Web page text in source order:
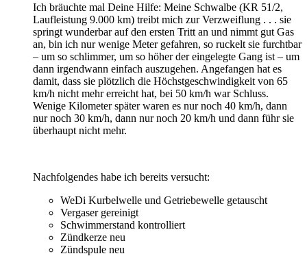
Ich bräuchte mal Deine Hilfe: Meine Schwalbe (KR 51/2,
Laufleistung 9.000 km) treibt mich zur Verzweiflung . . . sie
springt wunderbar auf den ersten Tritt an und nimmt gut Gas
an, bin ich nur wenige Meter gefahren, so ruckelt sie furchtbar
– um so schlimmer, um so höher der eingelegte Gang ist – um
dann irgendwann einfach auszugehen. Angefangen hat es
damit, dass sie plötzlich die Höchstgeschwindigkeit von 65
km/h nicht mehr erreicht hat, bei 50 km/h war Schluss.
Wenige Kilometer später waren es nur noch 40 km/h, dann
nur noch 30 km/h, dann nur noch 20 km/h und dann führ sie
überhaupt nicht mehr.
Nachfolgendes habe ich bereits versucht:
WeDi Kurbelwelle und Getriebewelle getauscht
Vergaser gereinigt
Schwimmerstand kontrolliert
Zündkerze neu
Zündspule neu